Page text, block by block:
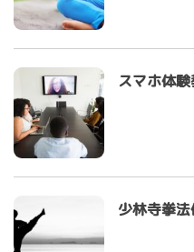
スマホ体験
少林寺拳